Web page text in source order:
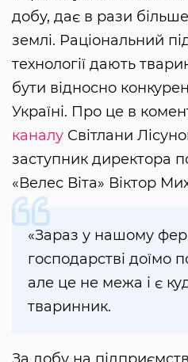
добу, дає в рази
землі. Раціональний
технології дають
бути відносно
Україні. Про це в
каналу Світлани
заступник директора
«Велес Віта» Віктор
«Зараз у нашому
господарстві доїмо
але це не межа і є
тваринник.